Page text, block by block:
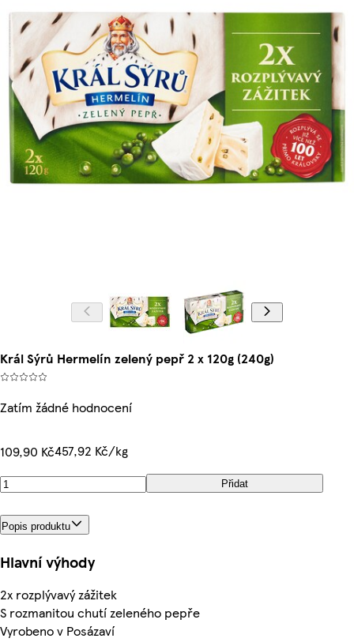
Král Sýrů Hermelín zelený pepř 2 x 120g (240g)
Zatím žádné hodnocení
109,90 Kč457,92 Kč/kg
Přidat
Popis produktu
Hlavní výhody
2x rozplývavý zážitek
S rozmanitou chutí zeleného pepře
Vyrobeno v Posázaví